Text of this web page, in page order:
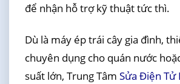
để nhận hỗ trợ kỹ thuật tức thì.
Dù là máy ép trái cây gia đình,
chuyên dụng cho quán nước
suất lớn, Trung Tâm Sửa Điện Tử